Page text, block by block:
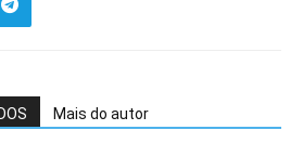
Mais do autor